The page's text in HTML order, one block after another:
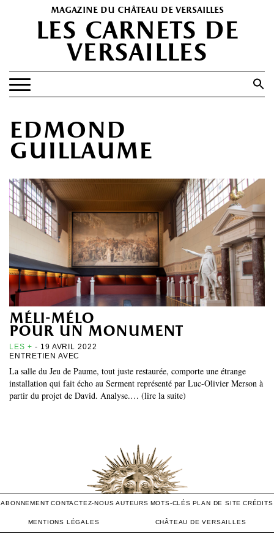
magazine du château de versailles
les carnets de
versailles
Search Button
PATRIMOINE
HISTOIRE(S)
LES +
ABONNEMENT GRATUIT AU MAGAZINE
edmond
guillaume
méli-mélo
pour un monument
LES + - 19 AVRIL 2022
ENTRETIEN AVEC
La salle du Jeu de Paume, tout juste restaurée, comporte une étrange
installation qui fait écho au Serment représenté par Luc-Olivier Merson à
partir du projet de David. Analyse.… (lire la suite)
ABONNEMENT CONTACTEZ-NOUS AUTEURS MOTS-CLÉS PLAN DE SITE CRÉDITS
MENTIONS LÉGALES CHÂTEAU DE VERSAILLES